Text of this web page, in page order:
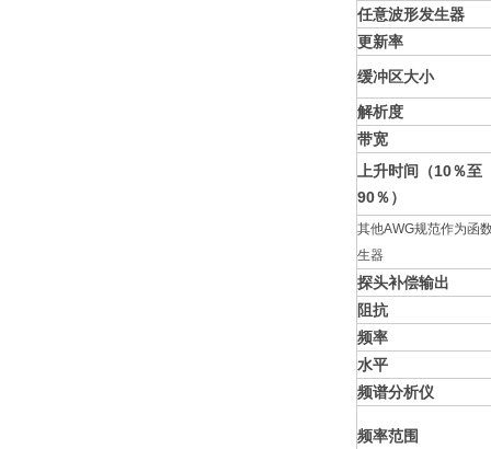
任意波形发生器
更新率
缓冲区大小
解析度
带宽
上升时间（10％至
90％）
其他AWG规范作为函
生器
探头补偿输出
阻抗
频率
水平
频谱分析仪
频率范围